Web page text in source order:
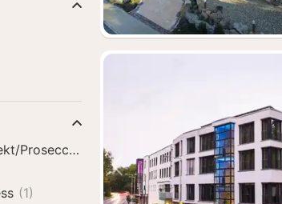
Vorige foto
Prosecco)
(1)